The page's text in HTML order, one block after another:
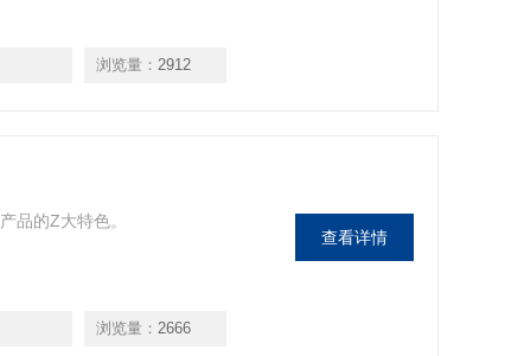
浏览量： 2912
品的Z大特色。
浏览量： 2666
查看详情